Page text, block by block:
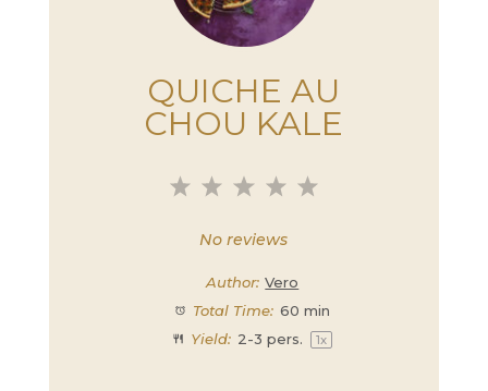
QUICHE AU
CHOU KALE
4
3
2
1
No reviews
Author: Vero
Total Time: 60 min
Yield: 2-3 pers. 1x